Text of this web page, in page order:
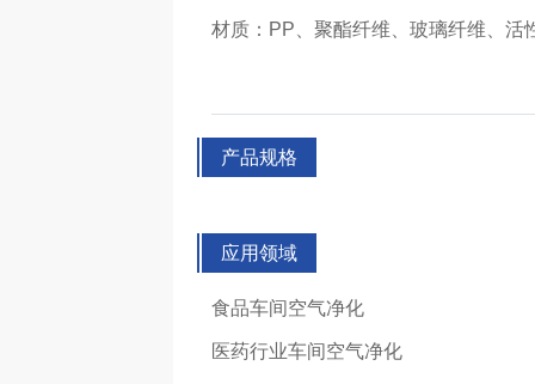
材质：PP、聚酯纤维、玻璃纤维、活
产品规格
应用领域
食品车间空气净化
医药行业车间空气净化